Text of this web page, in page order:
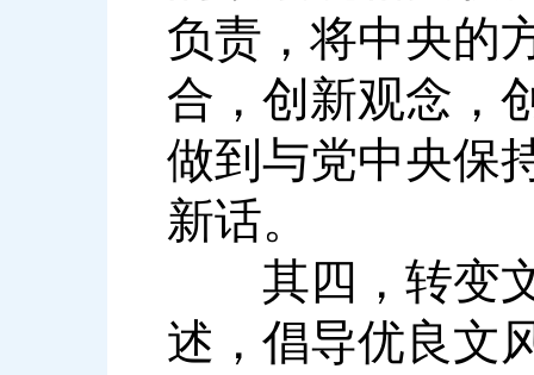
负责，将中央的
合，创新观念，
做到与党中央保
新话。
其四，转变文
述，倡导优良文